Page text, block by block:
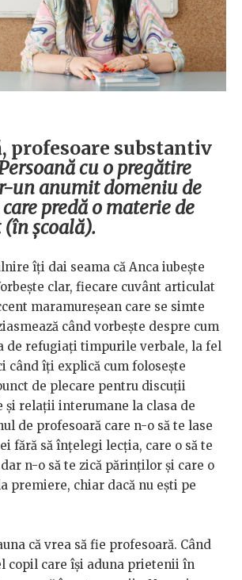
profesoare substantiv
cu o pregătire
un anumit domeniu de
predă o materie de
școală).
îți dai seama că Anca iubește
clar, fiecare cuvânt articulat
maramureșean care se simte
când vorbește despre cum
de refugiați timpurile verbale, la fel
când îți explică cum folosește
de plecare pentru discuții
și relații interumane la clasa de
de profesoară care n-o să te lase
fără să înțelegi lecția, care o să te
n-o să te zică părinților și care o
premiere, chiar dacă nu ești pe
că vrea să fie profesoară. Când
copil care își aduna prietenii în